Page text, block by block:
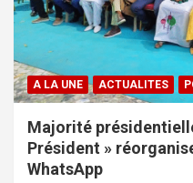
A LA UNE ACTUALITES
Majorité
Président »
WhatsApp